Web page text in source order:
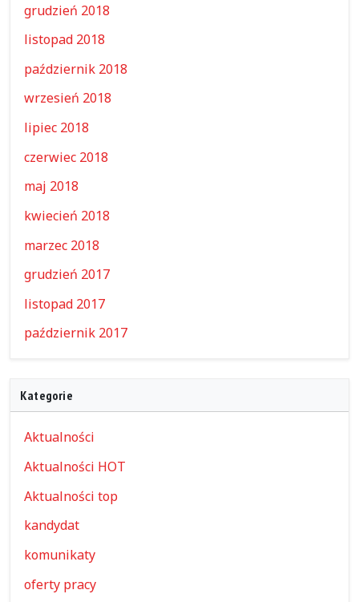
grudzień 2018
listopad 2018
październik 2018
wrzesień 2018
lipiec 2018
czerwiec 2018
maj 2018
kwiecień 2018
marzec 2018
grudzień 2017
listopad 2017
październik 2017
Kategorie
Aktualności
Aktualności HOT
Aktualności top
kandydat
komunikaty
oferty pracy